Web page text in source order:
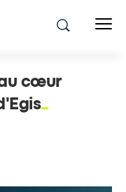
cœur